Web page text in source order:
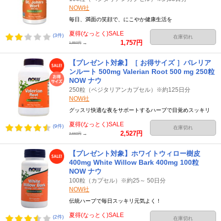
(3件)
NOW社
毎日、満面の笑顔で、にこやか健康生活を
夏得(なっとく)SALE
1,850円 → 1,757円
在庫切れ
(9件)
【プレゼント対象】［ お得サイズ ］バレリア
ンルート 500mg Valerian Root 500 mg 250粒
NOW ナウ
250粒（ベジタリアンカプセル）※約125日分
NOW社
グッスリ快適な夜をサポートするハーブで目覚めスッキリ
夏得(なっとく)SALE
2,660円 → 2,527円
在庫切れ
(2件)
【プレゼント対象】ホワイトウィロー樹皮
400mg White Willow Bark 400mg 100粒
NOW ナウ
100粒（カプセル）※約25～ 50日分
NOW社
伝統ハーブで毎日スッキリ元気よく！
夏得(なっとく)SALE 在庫切れ